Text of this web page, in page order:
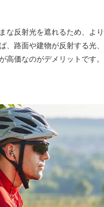
な反射光を遮れるため、よ
、路面や建物が反射する光
高価なのがデメリットです。